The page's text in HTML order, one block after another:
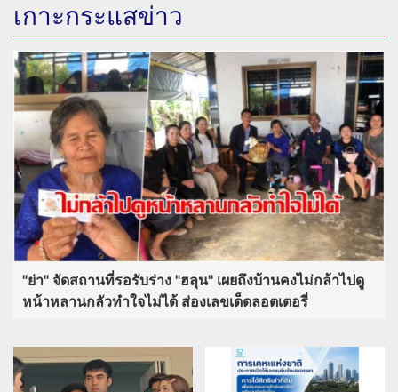
เกาะกระแสข่าว
"ย่า" จัดสถานที่รอรับร่าง "ฮลุน" เผยถึงบ้านคงไม่กล้าไปดู
หน้าหลานกลัวทำใจไม่ได้ ส่องเลขเด็ดลอตเตอรี่